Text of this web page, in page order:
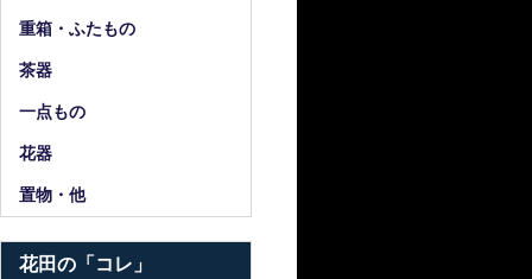
重箱・ふたもの
茶器
一点もの
花器
置物・他
花田の「コレ」